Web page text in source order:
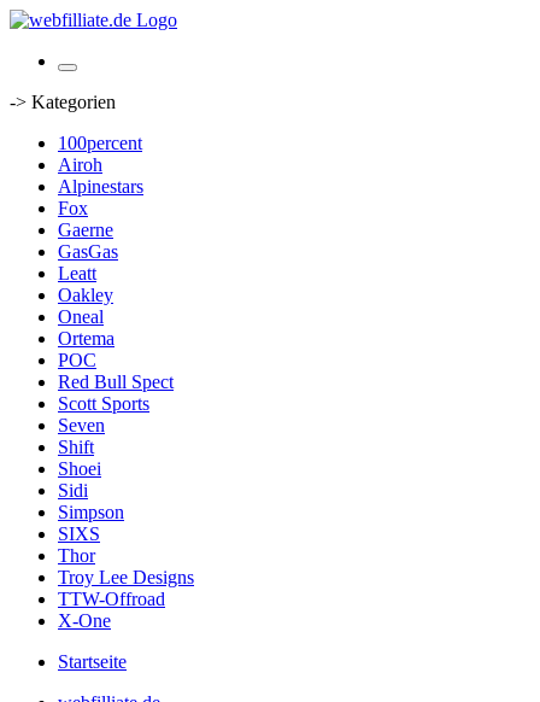
-> Kategorien
100percent
Airoh
Alpinestars
Fox
Gaerne
GasGas
Leatt
Oakley
Oneal
Ortema
POC
Red Bull Spect
Scott Sports
Seven
Shift
Shoei
Sidi
Simpson
SIXS
Thor
Troy Lee Designs
TTW-Offroad
X-One
Startseite